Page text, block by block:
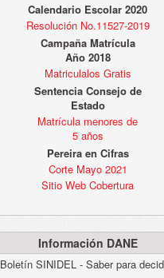
Calendario Escolar 2020
Resolución No.11527-2019
Campaña Matrícula
Año 2018
Matriculalos Gratis
Sentencia Consejo de
Estado
Matrícula menores de
5 años
Pereira en Cifras
Corte Mayo 2021
Sitio Web Cobertura
Información DANE
Boletín SINIDEL - Saber para